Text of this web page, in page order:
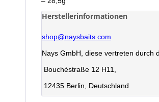
Herstellerinformationen
shop@naysbaits.com
Nays GmbH, diese vertreten durch
Bouchéstraße 12 H11,
12435 Berlin, Deutschland